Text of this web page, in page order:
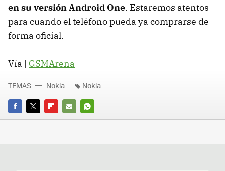
en su versión Android One. Estaremos atentos
para cuando el teléfono pueda ya comprarse de
forma oficial.
Vía | GSMArena
FACEBOOK
TWITTERFLIPBOARD
E-
WHATSAPP
TEMAS Nokia Nokia